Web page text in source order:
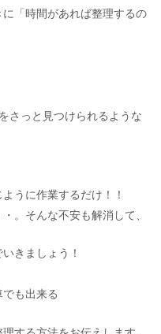
「時間があれば整理するの
さっと見つけられるような
うに作業するだけ！！
。そんな不安も解消して、
きましょう！
も出来る